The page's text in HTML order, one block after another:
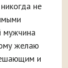
не
мужчина
желаю
и